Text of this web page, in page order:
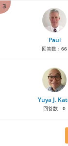
3
Paul
回答数： 66
Yuya J.
回答数： 0